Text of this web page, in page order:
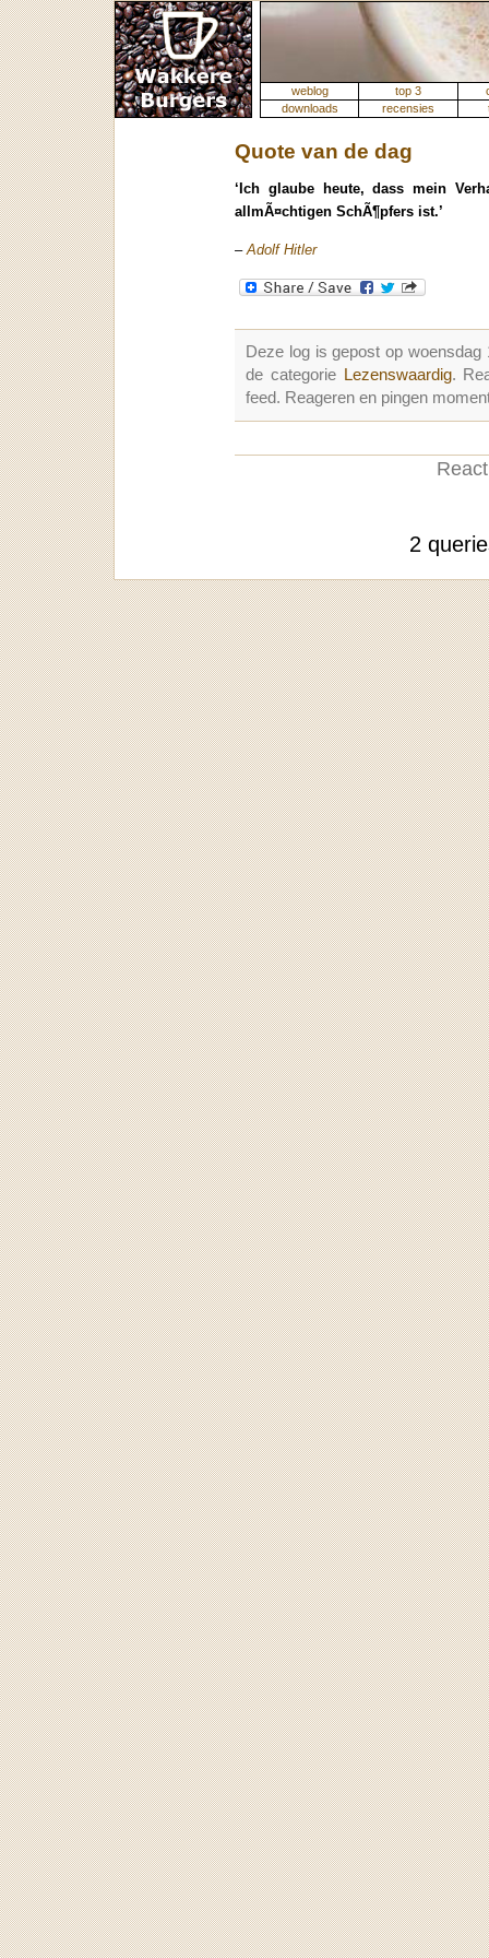
weblog top 3
downloads
recensies
Quote van de dag
‘Ich glaube heute, dass mein
allmÃ¤chtigen SchÃ¶pfers ist.’
– Adolf Hitler
Deze log is gepost op
de categorie
Lezenswaardig.
feed. Reageren en pingen
2